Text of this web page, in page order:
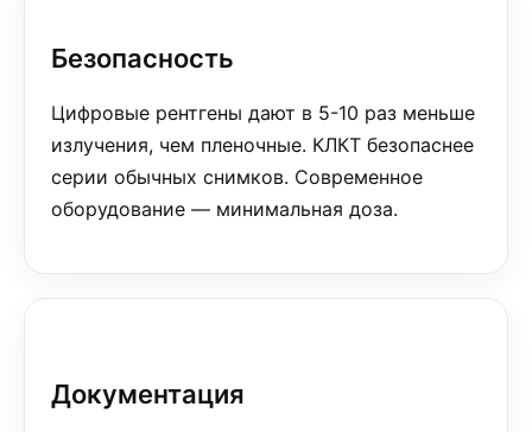
Безопасность
Цифровые рентгены дают в 5-10 раз меньше
излучения, чем пленочные. КЛКТ безопаснее
серии обычных снимков. Современное
оборудование — минимальная доза.
Документация